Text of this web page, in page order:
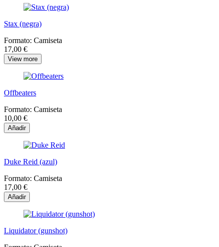
Stax (negra)
Formato: Camiseta
17,00 €
View more
Offbeaters
Formato: Camiseta
10,00 €
Añadir
Duke Reid (azul)
Formato: Camiseta
17,00 €
Añadir
Liquidator (gunshot)